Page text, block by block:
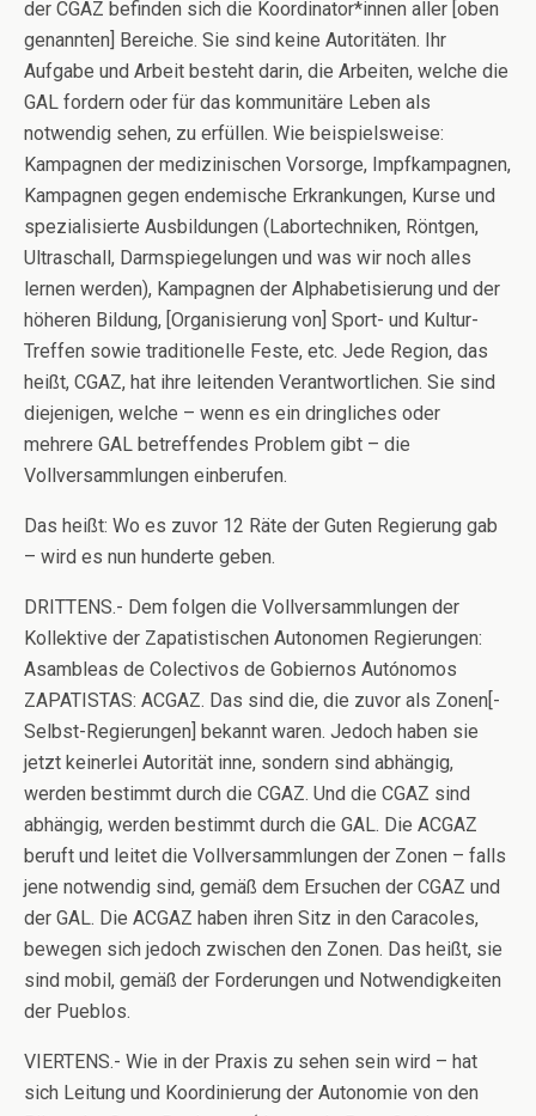
der CGAZ befinden sich die Koordinator*innen aller [oben
genannten] Bereiche. Sie sind keine Autoritäten. Ihr
Aufgabe und Arbeit besteht darin, die Arbeiten, welche die
GAL fordern oder für das kommunitäre Leben als
notwendig sehen, zu erfüllen. Wie beispielsweise:
Kampagnen der medizinischen Vorsorge, Impfkampagnen,
Kampagnen gegen endemische Erkrankungen, Kurse und
spezialisierte Ausbildungen (Labortechniken, Röntgen,
Ultraschall, Darmspiegelungen und was wir noch alles
lernen werden), Kampagnen der Alphabetisierung und der
höheren Bildung, [Organisierung von] Sport- und Kultur-
Treffen sowie traditionelle Feste, etc. Jede Region, das
heißt, CGAZ, hat ihre leitenden Verantwortlichen. Sie sind
diejenigen, welche – wenn es ein dringliches oder
mehrere GAL betreffendes Problem gibt – die
Vollversammlungen einberufen.
Das heißt: Wo es zuvor 12 Räte der Guten Regierung gab
– wird es nun hunderte geben.
DRITTENS.- Dem folgen die Vollversammlungen der
Kollektive der Zapatistischen Autonomen Regierungen:
Asambleas de Colectivos de Gobiernos Autónomos
ZAPATISTAS: ACGAZ. Das sind die, die zuvor als Zonen[-
Selbst-Regierungen] bekannt waren. Jedoch haben sie
jetzt keinerlei Autorität inne, sondern sind abhängig,
werden bestimmt durch die CGAZ. Und die CGAZ sind
abhängig, werden bestimmt durch die GAL. Die ACGAZ
beruft und leitet die Vollversammlungen der Zonen – falls
jene notwendig sind, gemäß dem Ersuchen der CGAZ und
der GAL. Die ACGAZ haben ihren Sitz in den Caracoles,
bewegen sich jedoch zwischen den Zonen. Das heißt, sie
sind mobil, gemäß der Forderungen und Notwendigkeiten
der Pueblos.
VIERTENS.- Wie in der Praxis zu sehen sein wird – hat
sich Leitung und Koordinierung der Autonomie von den